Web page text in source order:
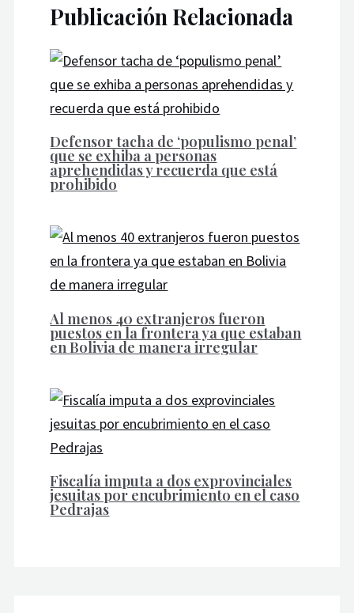
Publicación Relacionada
Defensor tacha de ‘populismo penal’
que se exhiba a personas
aprehendidas y recuerda que está
prohibido
Al menos 40 extranjeros fueron
puestos en la frontera ya que estaban
en Bolivia de manera irregular
Fiscalía imputa a dos exprovinciales
jesuitas por encubrimiento en el caso
Pedrajas